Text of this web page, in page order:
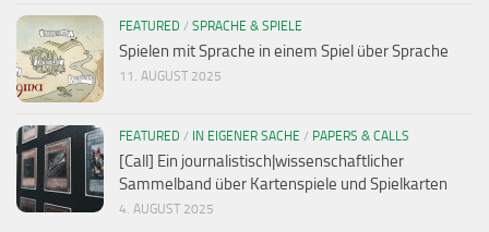
FEATURED / SPRACHE & SPIELE
Spielen mit Sprache in einem Spiel über Sprache
11. AUGUST 2025
FEATURED / IN EIGENER SACHE / PAPERS & CALLS
[Call] Ein journalistisch|wissenschaftlicher
Sammelband über Kartenspiele und Spielkarten
4. AUGUST 2025